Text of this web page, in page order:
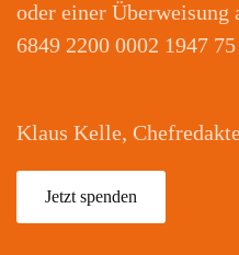
oder einer Überweisung
6849 2200 0002 1947
Klaus Kelle,
Jetzt spenden